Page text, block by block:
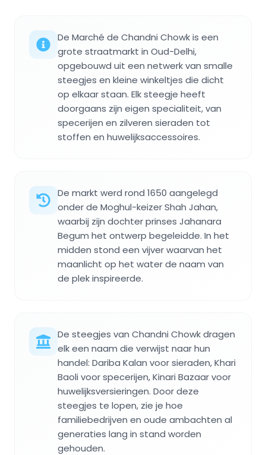
De Marché de Chandni Chowk is een
grote straatmarkt in Oud-Delhi,
opgebouwd uit een netwerk van smalle
steegjes en kleine winkeltjes die dicht
op elkaar staan. Elk steegje heeft
doorgaans zijn eigen specialiteit, van
specerijen en zilveren sieraden tot
stoffen en huwelijksaccessoires.
De markt werd rond 1650 aangelegd
onder de Moghul-keizer Shah Jahan,
waarbij zijn dochter prinses Jahanara
Begum het ontwerp begeleidde. In het
midden stond een vijver waarvan het
maanlicht op het water de naam van
de plek inspireerde.
De steegjes van Chandni Chowk dragen
elk een naam die verwijst naar hun
handel: Dariba Kalan voor sieraden, Khari
Baoli voor specerijen, Kinari Bazaar voor
huwelijksversieringen. Door deze
steegjes te lopen, zie je hoe
familiebedrijven en oude ambachten al
generaties lang in stand worden
gehouden.